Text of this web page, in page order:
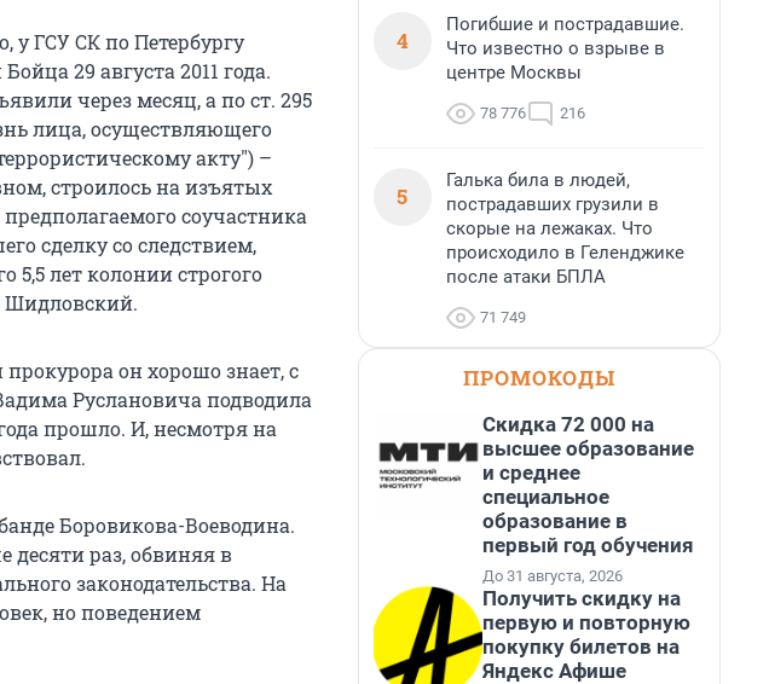
у ГСУ СК по Петербургу
29 августа 2011 года.
через месяц, а по ст. 295
лица, осуществляющего
акту") –
строилось на изъятых
соучастника
сделку со следствием,
лет колонии строгого
Шидловский.
он хорошо знает, с
Руслановича подводила
прошло. И, несмотря на
Боровикова-Воеводина.
десяти раз, обвиняя в
законодательства. На
но поведением
4
Погибшие и пострадавшие.
Что известно о взрыве в
центре Москвы
78 776 216
5
Галька била в людей,
пострадавших грузили в
скорые на лежаках. Что
происходило в Геленджике
после атаки БПЛА
71 749
ПРОМОКОДЫ
Скидка 72 000 на
высшее образование
и среднее
специальное
образование в
первый год обучения
До 31 августа, 2026
Получить скидку на
первую и повторную
покупку билетов на
Яндекс Афише